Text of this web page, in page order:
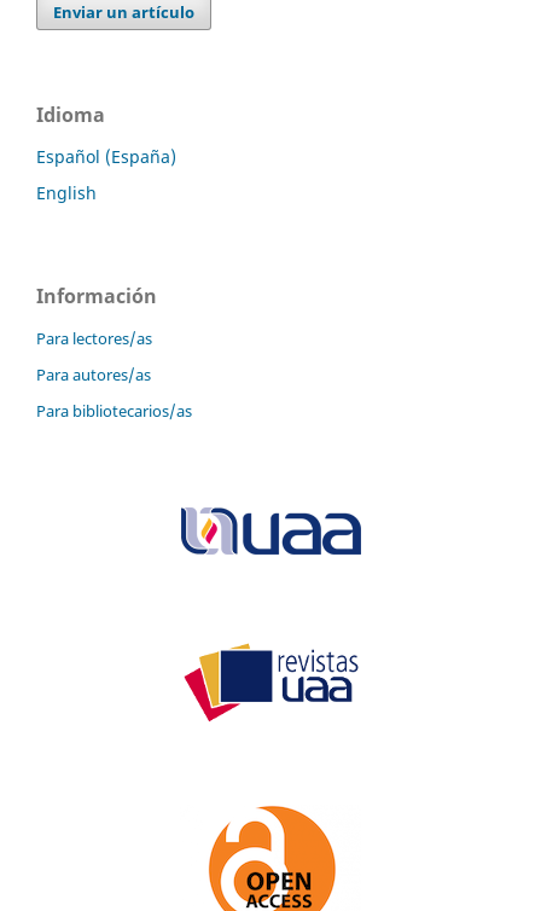
Enviar un artículo
Idioma
Español (España)
English
Información
Para lectores/as
Para autores/as
Para bibliotecarios/as